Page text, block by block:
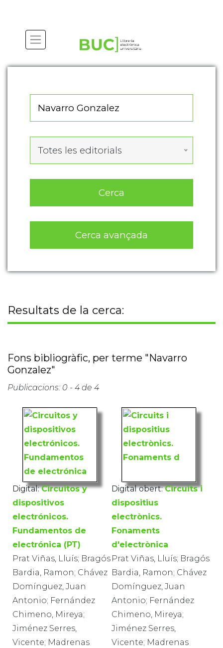
Totes les editorials
Cerca
Cerca avançada
Resultats de la cerca:
Fons bibliogràfic, per terme "Navarro
Gonzalez"
Publicacions: 0 - 4 de 4
Digital: Circuitos y
dispositivos
electrónicos.
Fundamentos de
electrónica (PT)
Prat Viñas, Lluís; Bragós
Bardia, Ramon; Chávez
Domínguez, Juan
Antonio; Fernández
Chimeno, Mireya;
Jiménez Serres,
Vicente; Madrenas
Digital obert: Circuits i
dispositius
electrònics.
Fonaments
d'electrònica
Prat Viñas, Lluís; Bragós
Bardia, Ramon; Chávez
Domínguez, Juan
Antonio; Fernández
Chimeno, Mireya;
Jiménez Serres,
Vicente; Madrenas